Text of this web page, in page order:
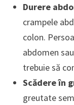
Durere
crampele
colon.
abdomen
trebuie să
Scădere în
greutate